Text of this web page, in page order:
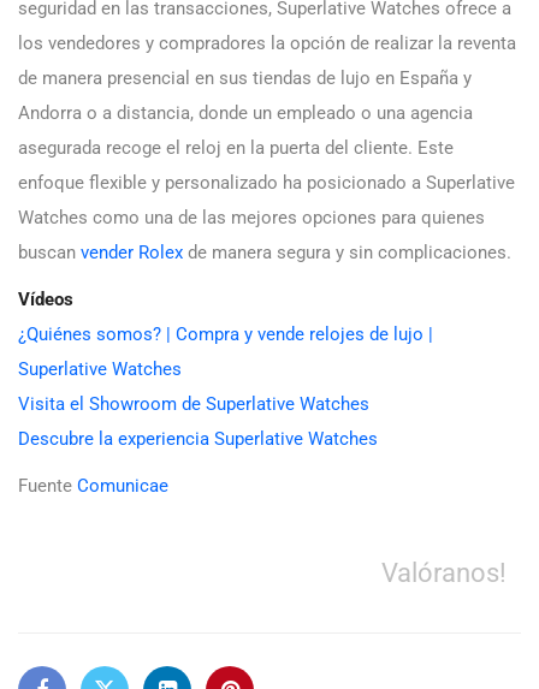
seguridad en las transacciones, Superlative Watches ofrece a
los vendedores y compradores la opción de realizar la reventa
de manera presencial en sus tiendas de lujo en España y
Andorra o a distancia, donde un empleado o una agencia
asegurada recoge el reloj en la puerta del cliente. Este
enfoque flexible y personalizado ha posicionado a Superlative
Watches como una de las mejores opciones para quienes
buscan vender Rolex de manera segura y sin complicaciones.
Vídeos
¿Quiénes somos? | Compra y vende relojes de lujo |
Superlative Watches
Visita el Showroom de Superlative Watches
Descubre la experiencia Superlative Watches
Fuente Comunicae
Valóranos!